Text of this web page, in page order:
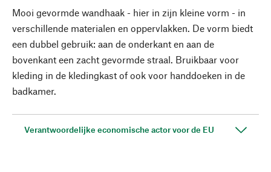
Mooi gevormde wandhaak - hier in zijn kleine vorm - in
verschillende materialen en oppervlakken. De vorm biedt
een dubbel gebruik: aan de onderkant en aan de
bovenkant een zacht gevormde straal. Bruikbaar voor
kleding in de kledingkast of ook voor handdoeken in de
badkamer.
Verantwoordelijke economische actor voor de EU